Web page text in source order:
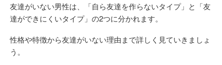
友達がいない男性は、「自ら友達を作らないタイプ」と「友
達ができにくいタイプ」の2つに分かれます。
性格や特徴から友達がいない理由まで詳しく見ていきましょ
う。